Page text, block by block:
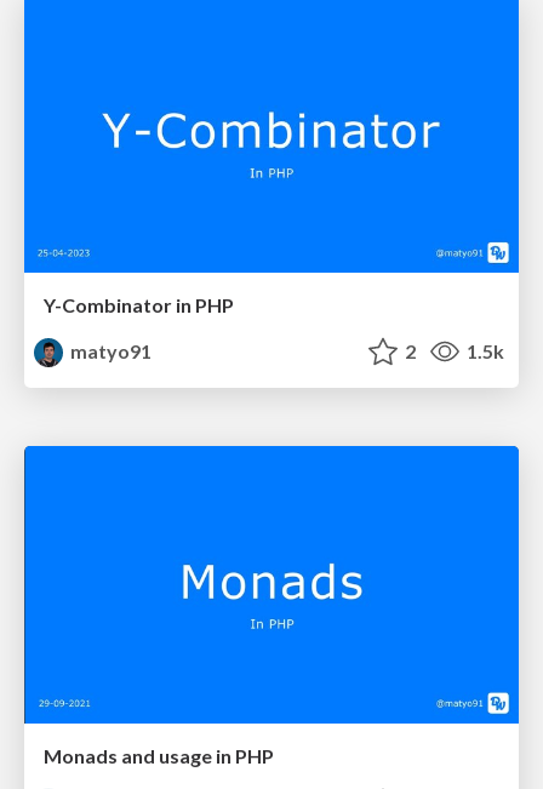
Y-Combinator in PHP
matyo91
2 1.5k
Monads and usage in PHP